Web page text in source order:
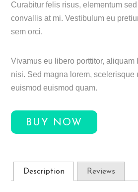
Curabitur felis risus, elementum
convallis at mi. Vestibulum eu
sem orci.
Vivamus eu libero porttitor, aliquam
nisi. Sed magna lorem, scelerisque
euismod euismod quam.
BUY NOW
Description Reviews